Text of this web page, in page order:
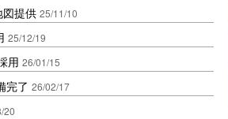
提供 25/11/10
25/12/19
用 26/01/15
完了 26/02/17
20